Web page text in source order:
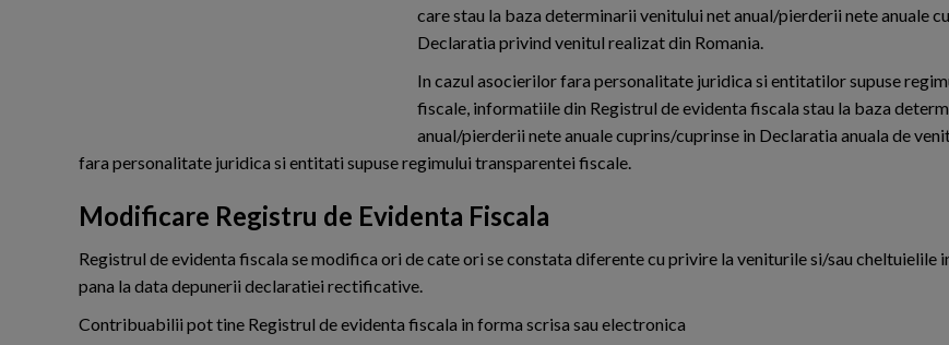
care stau la baza determinarii venitului net anual/pierderii nete anuale
Declaratia privind venitul realizat din Romania.
In cazul asocierilor fara personalitate juridica si entitatilor supuse
fiscale, informatiile din Registrul de evidenta fiscala stau la baza
anual/pierderii nete anuale cuprins/cuprinse in Declaratia anuala de
fara personalitate juridica si entitati supuse regimului transparentei fiscale.
Modificare Registru de Evidenta Fiscala
Registrul de evidenta fiscala se modifica ori de cate ori se constata diferente cu privire la veniturile si/sau cheltuielile
pana la data depunerii declaratiei rectificative.
Contribuabilii pot tine Registrul de evidenta fiscala in forma scrisa sau electronica